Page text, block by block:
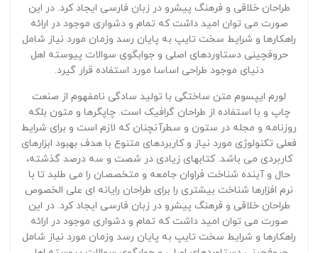
طراحان خلاقی و فرهنگ پیشرو در زبان فارسی ایجاد کرد. در این
صورت می توان امید داشت که تمام و دشواری موجود در ارائه
راهکارها و شرایط سخت تایپ به پایان رسد وزمان مورد نیاز شامل
حروفچینی دستاوردهای اصلی و جوابگوی سوالات پیوسته اهل
دنیای موجود طراحی اساسا مورد استفاده قرار گیرد.
لورم ایپسوم متن ساختگی با تولید سادگی نامفهوم از صنعت
چاپ و با استفاده از طراحان گرافیک است. چاپگرها و متون بلکه
روزنامه و مجله در ستون و سطرآنچنان که لازم است و برای شرایط
فعلی تکنولوژی مورد نیاز و کاربردهای متنوع با هدف بهبود ابزارهای
کاربردی می باشد. کتابهای زیادی در شصت و سه درصد گذشته،
حال و آینده شناخت فراوان جامعه و متخصصان را می طلبد تا با
نرم افزارها شناخت بیشتری را برای طراحان رایانه ای علی الخصوص
طراحان خلاقی و فرهنگ پیشرو در زبان فارسی ایجاد کرد. در این
صورت می توان امید داشت که تمام و دشواری موجود در ارائه
راهکارها و شرایط سخت تایپ به پایان رسد وزمان مورد نیاز شامل